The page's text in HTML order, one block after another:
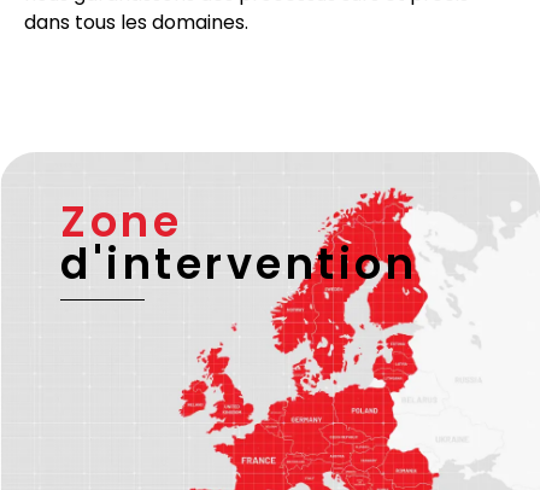
dans tous les domaines.
Zone
d'intervention